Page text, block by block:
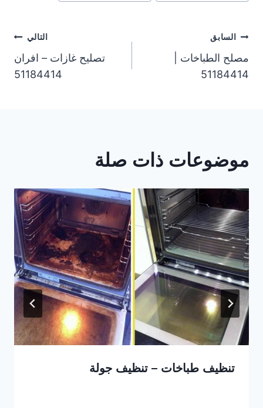
تصفّح
المقالات
السابق
مصلح الطباخات |
51184414
التالي
تصليح غازات – افران
51184414
موضوعات ذات صلة
تنظيف طباخات – تنظيف جولة